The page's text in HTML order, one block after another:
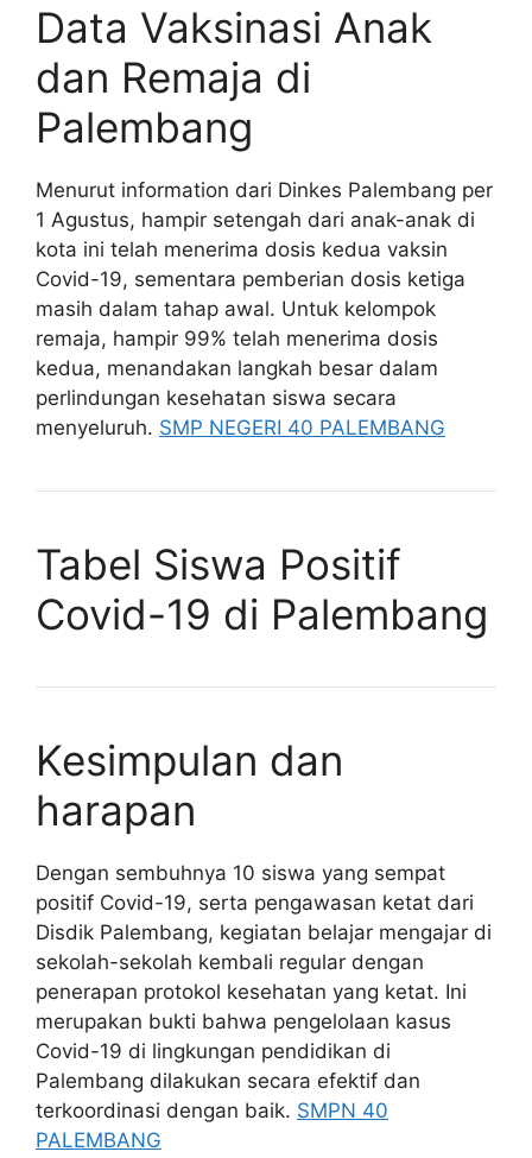
Data Vaksinasi Anak
dan Remaja di
Palembang
Menurut information dari Dinkes Palembang per
1 Agustus, hampir setengah dari anak-anak di
kota ini telah menerima dosis kedua vaksin
Covid-19, sementara pemberian dosis ketiga
masih dalam tahap awal. Untuk kelompok
remaja, hampir 99% telah menerima dosis
kedua, menandakan langkah besar dalam
perlindungan kesehatan siswa secara
menyeluruh. SMP NEGERI 40 PALEMBANG
Tabel Siswa Positif
Covid-19 di Palembang
Kesimpulan dan
harapan
Dengan sembuhnya 10 siswa yang sempat
positif Covid-19, serta pengawasan ketat dari
Disdik Palembang, kegiatan belajar mengajar di
sekolah-sekolah kembali regular dengan
penerapan protokol kesehatan yang ketat. Ini
merupakan bukti bahwa pengelolaan kasus
Covid-19 di lingkungan pendidikan di
Palembang dilakukan secara efektif dan
terkoordinasi dengan baik. SMPN 40
PALEMBANG